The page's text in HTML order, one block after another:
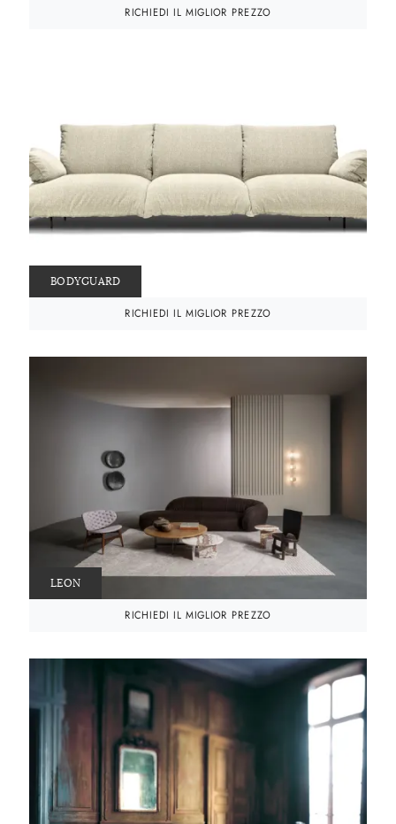
RICHIEDI IL MIGLIOR PREZZO
BODYGUARD
RICHIEDI IL MIGLIOR PREZZO
LEON
RICHIEDI IL MIGLIOR PREZZO